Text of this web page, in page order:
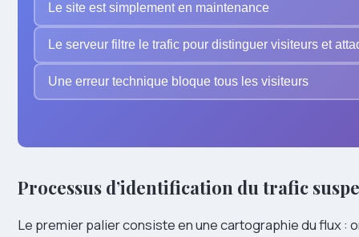
Le site est simplement en maintenance
Le serveur filtre le trafic pour distinguer visiteurs et
Une erreur technique bloque tous les visiteurs
Processus d’identification du trafic
Le premier palier consiste en une cartographie du flux :